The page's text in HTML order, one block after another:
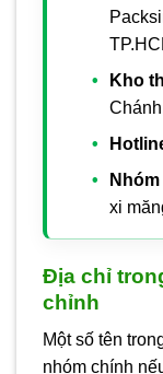
Kho
xi
Địa chỉ
chỉnh
Một số tên
nhóm chính